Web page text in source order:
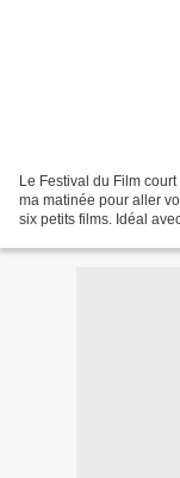
Le Festival du Film
ma matinée pour aller
six petits films. Idéal